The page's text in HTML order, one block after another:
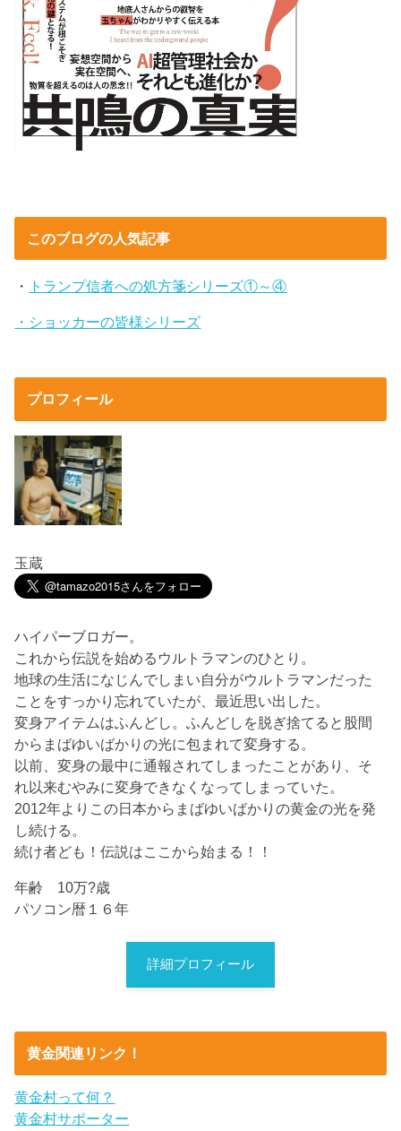
このブログの人気記事
・ トランプ信者への処方箋シリーズ①～④
・ショッカーの皆様シリーズ
プロフィール
玉蔵
ハイパーブロガー。
これから伝説を始めるウルトラマンのひとり。
地球の生活になじんでしまい自分がウルトラマンだった
ことをすっかり忘れていたが、最近思い出した。
変身アイテムはふんどし。ふんどしを脱ぎ捨てると股間
からまばゆいばかりの光に包まれて変身する。
以前、変身の最中に通報されてしまったことがあり、そ
れ以来むやみに変身できなくなってしまっていた。
2012年よりこの日本からまばゆいばかりの黄金の光を発
し続ける。
続け者ども！伝説はここから始まる！！
年齢 10万?歳
パソコン暦１６年
詳細プロフィール
黄金関連リンク！
黄金村って何？
黄金村サポーター